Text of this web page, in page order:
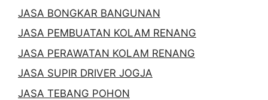
JASA BONGKAR BANGUNAN
JASA PEMBUATAN KOLAM RENANG
JASA PERAWATAN KOLAM RENANG
JASA SUPIR DRIVER JOGJA
JASA TEBANG POHON